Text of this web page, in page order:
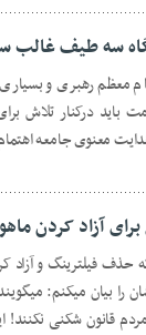
سه طیف غالب
معظم رهبری و
باید درکنار تلاش
معنوی جامعه
آزاد کردن
حذف فیلترینگ و آزاد
را بیان میکنم:
مردم قانون شکنی